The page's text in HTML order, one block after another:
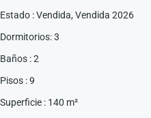
Estado :Vendida,Vendida 2026
Dormitorios:3
Baños :2
Pisos :9
Superficie : 140 m²